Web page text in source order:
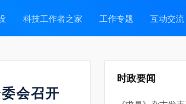
科技工作者之家 工作专题 互动交流
会召开
时政要闻